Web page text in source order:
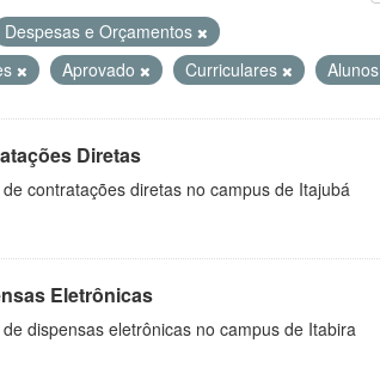
Despesas e Orçamentos
Aprovado Curriculares Alunos
Diretas
contratações diretas no campus de Itajubá
Eletrônicas
dispensas eletrônicas no campus de Itabira